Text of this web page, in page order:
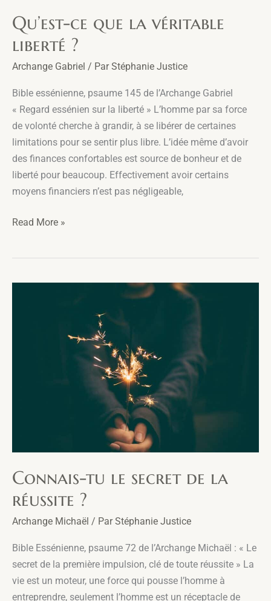
Qu’est-ce que la véritable
liberté ?
Archange Gabriel / ParStéphanie Justice
Bible essénienne, psaume 145 de l’Archange Gabriel
« Regard essénien sur la liberté » L’homme par sa force
de volonté cherche à grandir, à se libérer de certaines
limitations pour se sentir plus libre. L’idée même d’avoir
des finances confortables est source de bonheur et de
liberté pour beaucoup. Effectivement avoir certains
moyens financiers n’est pas négligeable,
Qu’est-
Read More »
Connais-tu le secret de la
réussite ?
Archange Michaël / ParStéphanie Justice
Bible Essénienne, psaume 72 de l’Archange Michaël : « Le
secret de la première impulsion, clé de toute réussite » La
vie est un moteur, une force qui pousse l’homme à
entreprendre, seulement l’homme est un réceptacle de